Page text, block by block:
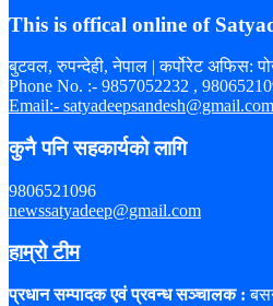
This is offical online of
बुटवल, रुपन्देही, नेपाल | कर्पोरेट अफिस:
Phone No. :- 9857052232 ,
Email:- satyadeepsandesh@gmail.com
कुनै पनि सहकार्यको लागि
9806521096
newssatyadeep@gmail.com
हाम्रो टीम
प्रधान सम्पादक एवं प्रवन्ध सञ्चालक :